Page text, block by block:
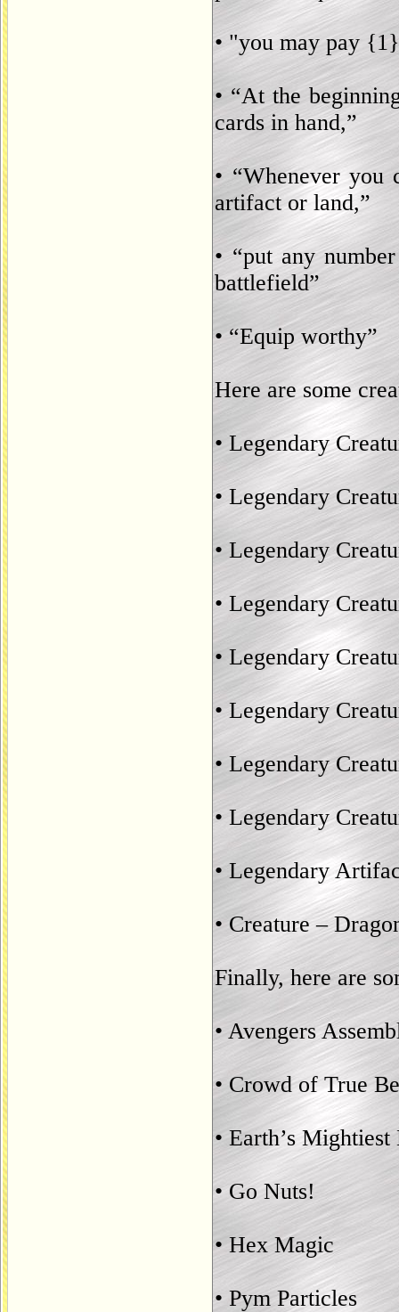
• "you may pay
• “At the
cards in hand,”
• “Whenever you
artifact or land,”
• “put any
battlefield”
• “Equip worthy”
Here are some
• Legendary
• Legendary
• Legendary
• Legendary
• Legendary
• Legendary
• Legendary
• Legendary
• Legendary
• Creature –
Finally, here are
• Avengers
• Crowd of True
• Earth’s Mightiest
• Go Nuts!
• Hex Magic
• Pym Particles